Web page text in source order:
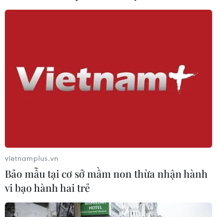
Theo dõi VietnamPlus
vietnamplus.vn
Bảo mẫu tại cơ sở mầm non thừa nhận hành
vi bạo hành hai trẻ